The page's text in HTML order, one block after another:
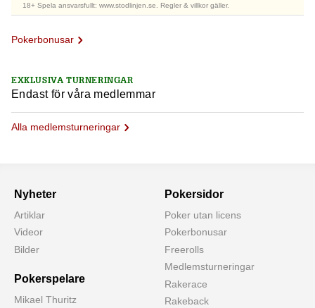
18+ Spela ansvarsfullt: www.stodlinjen.se. Regler & villkor gäller.
Pokerbonusar
EXKLUSIVA TURNERINGAR
Endast för våra medlemmar
Alla medlemsturneringar
Nyheter
Artiklar
Videor
Bilder
Pokerspelare
Mikael Thuritz
Pokersidor
Poker utan licens
Pokerbonusar
Freerolls
Medlemsturneringar
Rakerace
Rakeback